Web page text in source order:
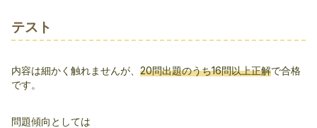
テスト
内容は細かく触れませんが、 20問出題のうち16問以上正解で合格
です。
問題傾向としては